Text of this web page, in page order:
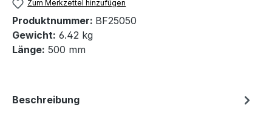
Zum Merkzettel hinzufügen
Produktnummer: BF25050
Gewicht: 6.42 kg
Länge: 500 mm
Beschreibung